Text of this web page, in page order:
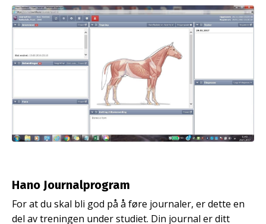
Hano Journalprogram
For at du skal bli god på å føre journaler, er dette en
del av treningen under studiet. Din journal er ditt